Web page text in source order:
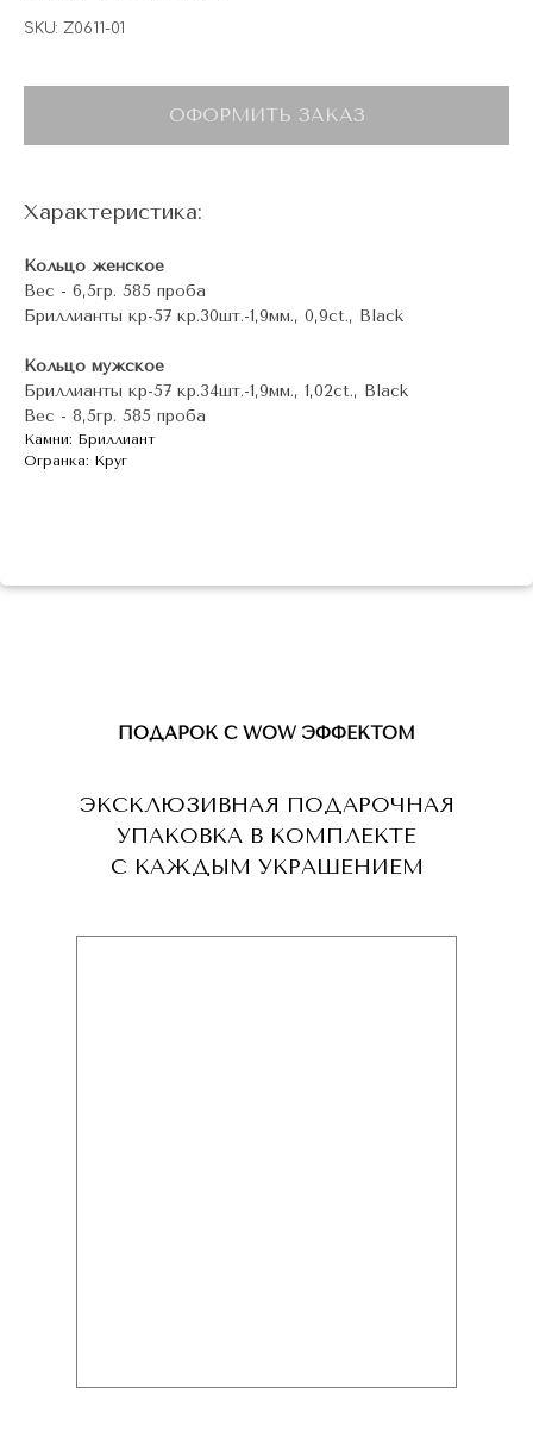
SKU: Z0611-01
ОФОРМИТЬ ЗАКАЗ
Характеристика:
Кольцо женское
Вес - 6,5гр. 585 проба
Бриллианты кр-57 кр.30шт.-1,9мм., 0,9ct., Black
Кольцо мужское
Бриллианты кр-57 кр.34шт.-1,9мм., 1,02ct., Black
Вес - 8,5гр. 585 проба
Камни: Бриллиант
Огранка: Круг
ЭКСКЛЮЗИВНАЯ ПОДАРОЧНАЯ
УПАКОВКА В КОМПЛЕКТЕ
С КАЖДЫМ УКРАШЕНИЕМ
ПОДАРОК С WOW ЭФФЕКТОМ